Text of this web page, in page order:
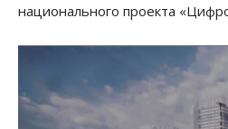
национального проекта